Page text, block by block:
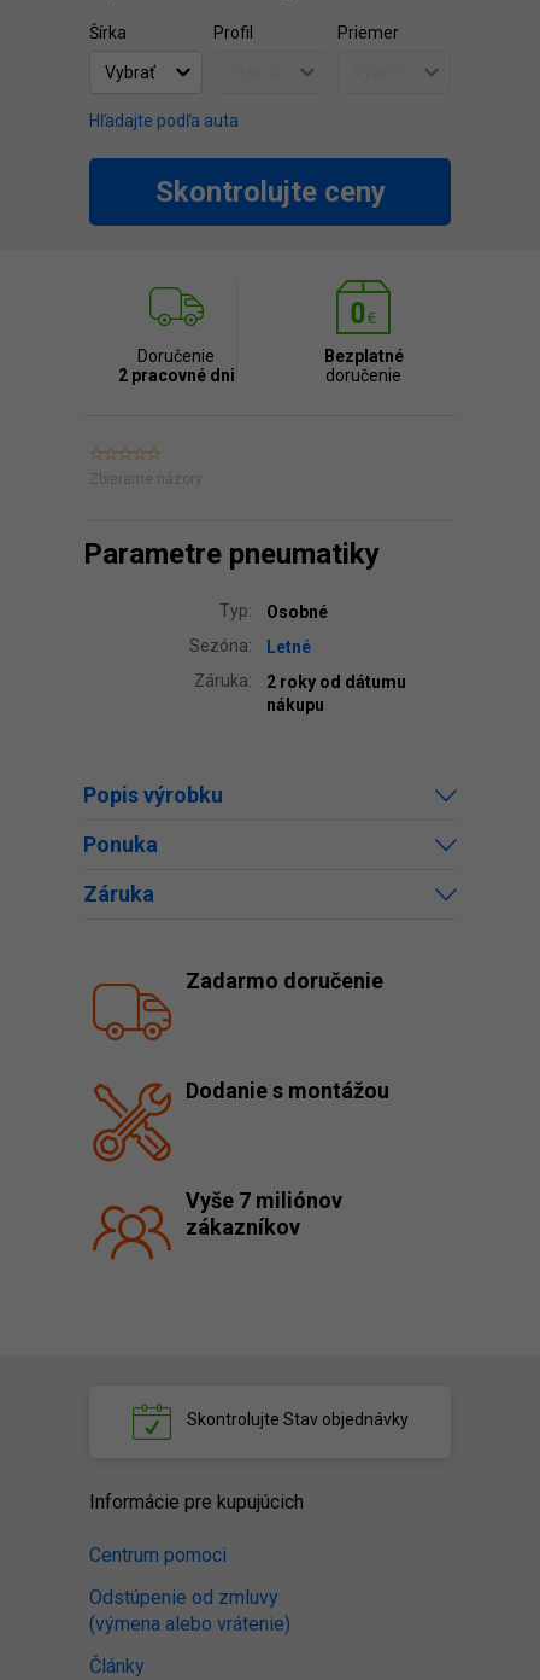
Šírka Profil Priemer
Hľadajte podľa auta
Skontrolujte ceny
Doručenie
2 pracovné dni
Bezplatné
doručenie
Zbierame názory.
Parametre pneumatiky
Typ:
Osobné
Sezóna:
Letné
Záruka:
2 roky od dátumu
nákupu
Popis výrobku
Ponuka
Záruka
Zadarmo doručenie
Dodanie s montážou
Vyše 7 miliónov
zákazníkov
Skontrolujte Stav objednávky
Informácie pre kupujúcich
Centrum pomoci
Odstúpenie od zmluvy
(výmena alebo vrátenie)
Články